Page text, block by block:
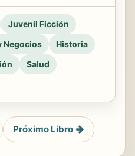
Juvenil Ficción
Negocios
Historia
Salud
Próximo Libro